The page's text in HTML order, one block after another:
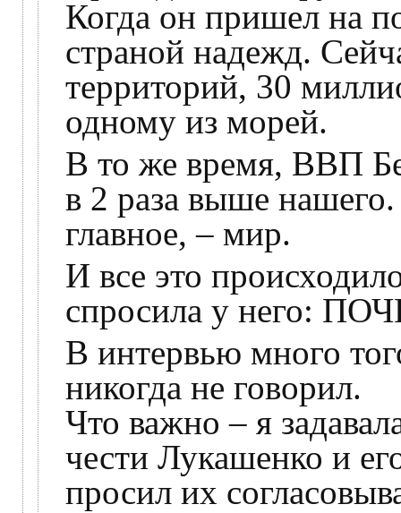
Когда он пришел на
страной надежд.
территорий, 30
одному из морей.
В то же время, ВВП
в 2 раза выше
главное, – мир.
И все это
спросила у него:
В интервью много
никогда не говорил.
Что важно – я
чести Лукашенко и
просил их